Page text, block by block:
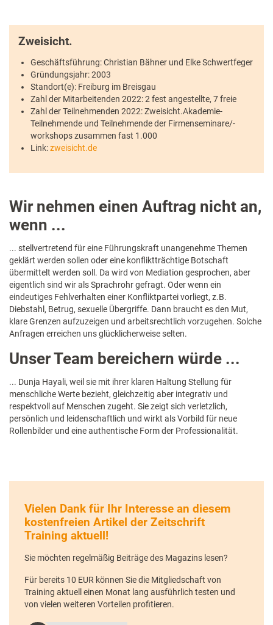
Zweisicht.
Geschäftsführung: Christian Bähner und Elke Schwertfeger
Gründungsjahr: 2003
Standort(e): Freiburg im Breisgau
Zahl der Mitarbeitenden 2022: 2 fest angestellte, 7 freie
Zahl der Teilnehmenden 2022: Zweisicht.Akademie-
Teilnehmende und Teilnehmende der Firmenseminare/-
workshops zusammen fast 1.000
Link:zweisicht.de
Wir nehmen einen Auftrag nicht an,
wenn ...
... stellvertretend für eine Führungskraft unangenehme Themen
geklärt werden sollen oder eine konfliktträchtige Botschaft
übermittelt werden soll. Da wird von Mediation gesprochen, aber
eigentlich sind wir als Sprachrohr gefragt. Oder wenn ein
eindeutiges Fehlverhalten einer Konfliktpartei vorliegt, z.B.
Diebstahl, Betrug, sexuelle Übergriffe. Dann braucht es den Mut,
klare Grenzen aufzuzeigen und arbeitsrechtlich vorzugehen. Solche
Anfragen erreichen uns glücklicherweise selten.
Unser Team bereichern würde ...
... Dunja Hayali, weil sie mit ihrer klaren Haltung Stellung für
menschliche Werte bezieht, gleichzeitig aber integrativ und
respektvoll auf Menschen zugeht. Sie zeigt sich verletzlich,
persönlich und leidenschaftlich und wirkt als Vorbild für neue
Rollenbilder und eine authentische Form der Professionalität.
Vielen Dank für Ihr Interesse an diesem
kostenfreien Artikel der Zeitschrift
Training aktuell!
Sie möchten regelmäßig Beiträge des Magazins lesen?
Für bereits 10 EUR können Sie die Mitgliedschaft von
Training aktuell einen Monat lang ausführlich testen und
von vielen weiteren Vorteilen profitieren.